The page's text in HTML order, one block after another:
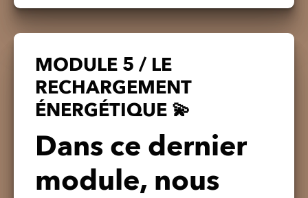
MODULE 5 / LE
RECHARGEMENT
ÉNERGÉTIQUE 💫
Dans ce dernier
module, nous